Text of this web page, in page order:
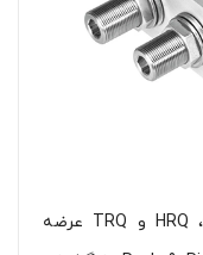
در سری‌های HRQ ،‌CRQ و TRQ عرضه